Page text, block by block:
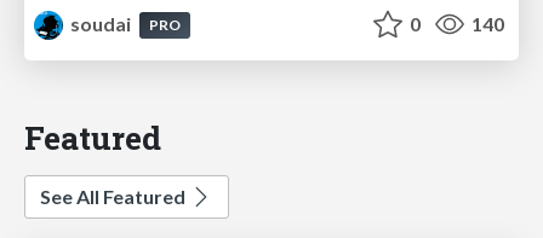
soudai
PRO 0 140
Featured
See All Featured